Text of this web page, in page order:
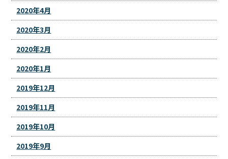
2020年4月
2020年3月
2020年2月
2020年1月
2019年12月
2019年11月
2019年10月
2019年9月